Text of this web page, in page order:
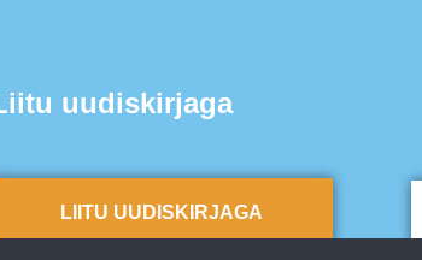
uudiskirjaga
LIITU UUDISKIRJAGA